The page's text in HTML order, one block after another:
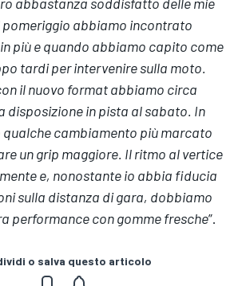
abbiamo incontrato
più e quando abbiamo capito come
tardi per intervenire sulla moto.
il nuovo format abbiamo circa
disposizione in pista al sabato. In
qualche cambiamento più marcato
un grip maggiore. Il ritmo al vertice
e, nonostante io abbia fiducia
sulla distanza di gara, dobbiamo
performance con gomme fresche”.
o salva questo articolo